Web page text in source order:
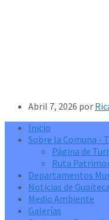
Abril 7, 2026 por
Inicio
Sobre la Comuna -
Página de
Ruta
Departamentos
Noticias de
Medio Ambiente
Galerías